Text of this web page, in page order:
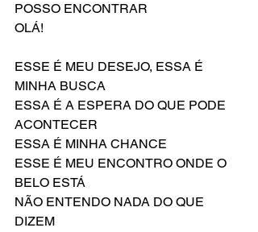
POSSO ENCONTRAR
OLÁ!
ESSE É MEU DESEJO, ESSA É
MINHA BUSCA
ESSA É A ESPERA DO QUE PODE
ACONTECER
ESSA É MINHA CHANCE
ESSE É MEU ENCONTRO ONDE O
BELO ESTÁ
NÃO ENTENDO NADA DO QUE
DIZEM